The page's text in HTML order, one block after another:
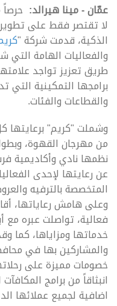
عمّان - مينا هيرالد:
لا تقتصر فقط على تطوير
الذكية، قدمت شركة "كريم
والفعاليات الهامة
طريق تعزيز تواجد
برامجها التمكينية
والقطاعات والفئات.
وشملت "كريم" برعايتها
من مهرجان القهوة،
نظمها نادي وأكاديمية
عن رعايتها لإحدى
المتخصصة بالترفيه
وعلى هامش رعاياتها،
فعالية، تواصلت عبره مع
خدماتها ومزاياها، كما
والمشاركين بها في
خصومات مميزة على
انبثاقاً من برامج
اضافية لجميع عملائها